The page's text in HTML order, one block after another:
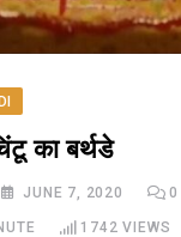
का बर्थडे
JUNE 7, 2020 0
1742 VIEWS